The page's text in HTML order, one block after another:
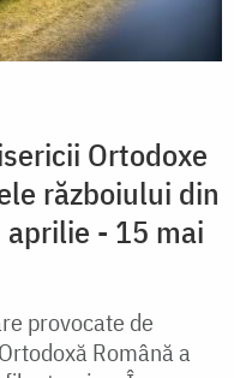
Ortodoxe
războiului din
- 15 mai
provocate de
Română a